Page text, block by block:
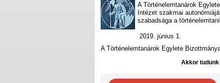
A Történelemtanárok
Intézet szakmai
szabadsága a
2019. június 1.
A Történelemtanárok Egylete
Akkor tudunk